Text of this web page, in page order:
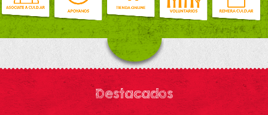
Destacados